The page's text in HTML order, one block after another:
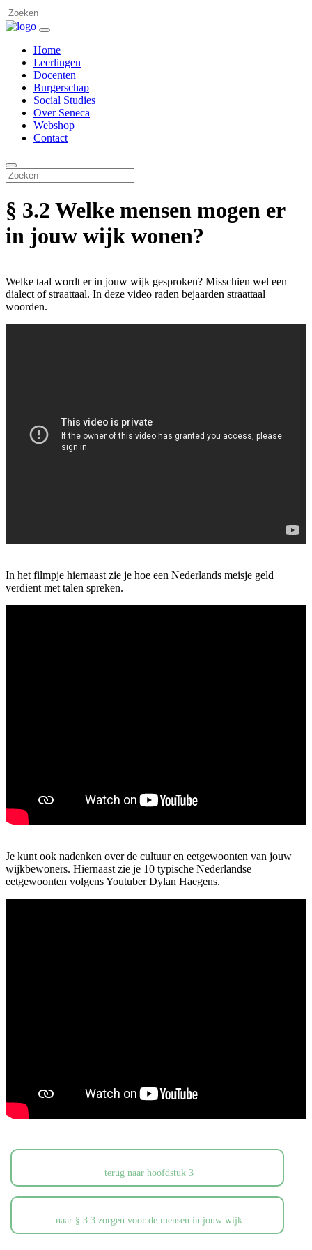
Home
Leerlingen
Docenten
Burgerschap
Social Studies
Over Seneca
Webshop
Contact
§ 3.2 Welke mensen mogen er
in jouw wijk wonen?
Welke taal wordt er in jouw wijk gesproken? Misschien wel een
dialect of straattaal. In deze video raden bejaarden straattaal
woorden.
In het filmpje hiernaast zie je hoe een Nederlands meisje geld
verdient met talen spreken.
Je kunt ook nadenken over de cultuur en eetgewoonten van jouw
wijkbewoners. Hiernaast zie je 10 typische Nederlandse
eetgewoonten volgens Youtuber Dylan Haegens.
terug naar hoofdstuk 3
naar § 3.3 zorgen voor de mensen in jouw wijk